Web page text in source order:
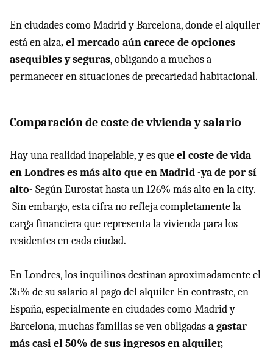
En ciudades como Madrid y Barcelona, donde el alquiler
está en alza, el mercado aún carece de opciones
asequibles y seguras, obligando a muchos a
permanecer en situaciones de precariedad habitacional.
Comparación de coste de vivienda y salario
Hay una realidad inapelable, y es queel coste de vida
en Londres es más alto que en Madrid -ya de por sí
alto- Según Eurostat hasta un 126% más alto en la city.
Sin embargo, esta cifra no refleja completamente la
carga financiera que representa la vivienda para los
residentes en cada ciudad.
En Londres, los inquilinos destinan aproximadamente el
35% de su salario al pago del alquiler En contraste, en
España, especialmente en ciudades como Madrid y
Barcelona, muchas familias se ven obligadasa gastar
más casi el 50% de sus ingresos en alquiler,